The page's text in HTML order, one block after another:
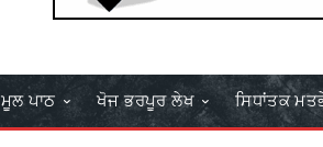
ਮੂਲ ਪਾਠ ਖੋਜ ਭਰਪੂਰ ਲੇਖ ਸਿਧਾਂਤਕ